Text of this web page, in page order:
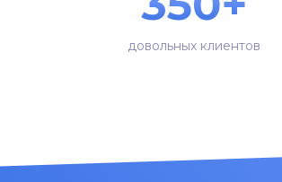
довольных клиентов